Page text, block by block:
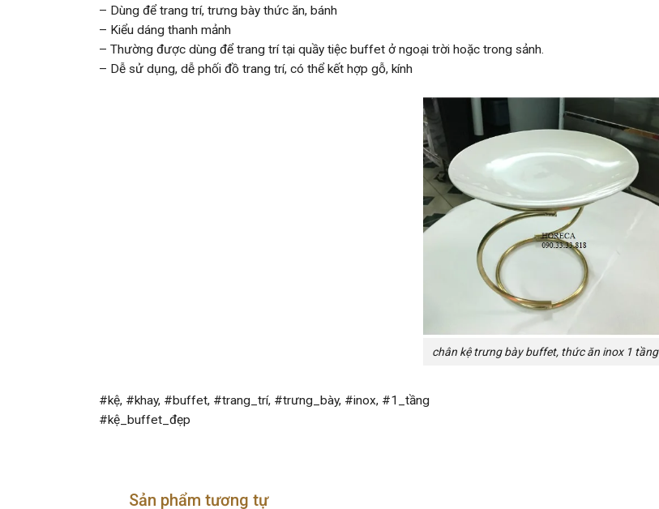
– Dùng để trang trí, trưng bày thức ăn, bánh
– Kiểu dáng thanh mảnh
– Thường được dùng để trang trí tại quầy tiệc buffet ở ngoại trời hoặc trong sảnh.
– Dễ sử dụng, dễ phối đồ trang trí, có thể kết hợp gỗ, kính
chân kệ trưng bày buffet, thức ăn inox 1 tầng
#kệ, #khay, #buffet, #trang_trí, #trưng_bày, #inox, #1_tầng
#kệ_buffet_đẹp
Sản phẩm tương tự